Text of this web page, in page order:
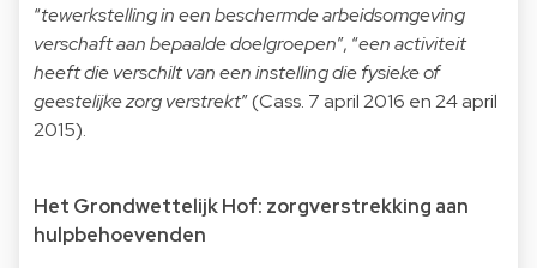
“tewerkstelling in een beschermde arbeidsomgeving
verschaft aan bepaalde doelgroepen”, “een activiteit
heeft die verschilt van een instelling die fysieke of
geestelijke zorg verstrekt” (Cass. 7 april 2016 en 24 april
2015).
Het Grondwettelijk Hof: zorgverstrekking aan
hulpbehoevenden